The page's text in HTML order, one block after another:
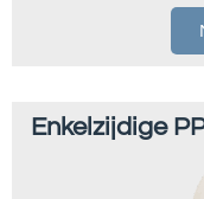
Enkelzijdige